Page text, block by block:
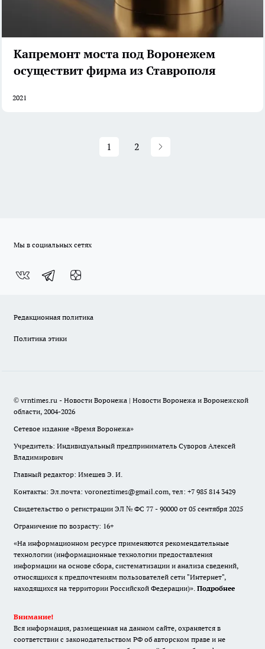
Капремонт моста под Воронежем
осуществит фирма из Ставрополя
2021
1 2
Мы в социальных сетях
Редакционная политика
Политика этики
© vrntimes.ru - Новости Воронежа | Новости Воронежа и Воронежской
области, 2004-2026
Сетевое издание «Время Воронежа»
Учредитель: Индивидуальный предприниматель Суворов Алексей
Владимирович
Главный редактор: Имешев Э. И.
Контакты: Эл.почта: voroneztimes@gmail.com, тел: +7 985 814 3429
Свидетельство о регистрации ЭЛ № ФС 77 - 90000 от 05 сентября 2025
Ограничение по возрасту: 16+
«На информационном ресурсе применяются рекомендательные
технологии (информационные технологии предоставления
информации на основе сбора, систематизации и анализа сведений,
относящихся к предпочтениям пользователей сети "Интернет",
находящихся на территории Российской Федерации)». Подробнее
Внимание!
Вся информация, размещенная на данном сайте, охраняется в
соответствии с законодательством РФ об авторском праве и не